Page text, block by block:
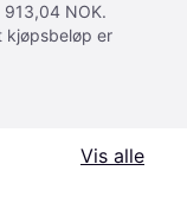
913,04 NOK.
kjøpsbeløp er
Vis alle